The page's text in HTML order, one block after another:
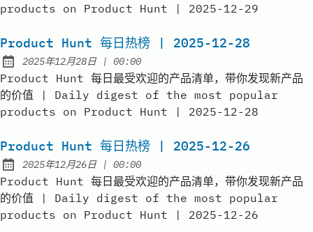
products on Product Hunt | 2025-12-29
Product Hunt 每日热榜 | 2025-12-28
Published:
2025年12月28日| at
00:00
Product Hunt 每日最受欢迎的产品清单，带你发现新产品
的价值 | Daily digest of the most popular
products on Product Hunt | 2025-12-28
Product Hunt 每日热榜 | 2025-12-26
Published:
2025年12月26日| at
00:00
Product Hunt 每日最受欢迎的产品清单，带你发现新产品
的价值 | Daily digest of the most popular
products on Product Hunt | 2025-12-26